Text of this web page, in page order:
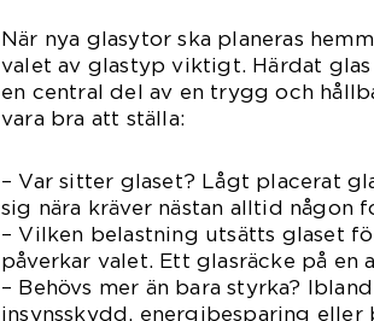
När nya glasytor ska planeras
valet av glastyp viktigt. Härdat
en central del av en trygg och
vara bra att ställa:
– Var sitter glaset? Lågt placerat
sig nära kräver nästan alltid någon
– Vilken belastning utsätts glaset
påverkar valet. Ett glasräcke på en
– Behövs mer än bara styrka?
insynsskydd, energibesparing